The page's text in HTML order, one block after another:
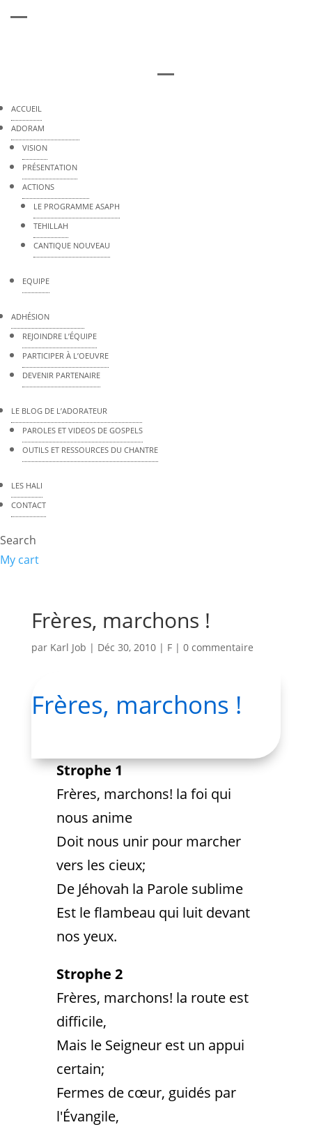
ACCUEIL
ADORAM
VISION
PRÉSENTATION
ACTIONS
LE PROGRAMME ASAPH
TEHILLAH
CANTIQUE NOUVEAU
EQUIPE
ADHÉSION
REJOINDRE L’ÉQUIPE
PARTICIPER À L’OEUVRE
DEVENIR PARTENAIRE
LE BLOG DE L’ADORATEUR
PAROLES ET VIDEOS DE GOSPELS
OUTILS ET RESSOURCES DU CHANTRE
LES HALI
CONTACT
Search
My cart
Frères, marchons !
par Karl Job | Déc 30, 2010| F| 0 commentaire
Frères, marchons !
Strophe 1
Frères, marchons! la foi qui
nous anime
Doit nous unir pour marcher
vers les cieux;
De Jéhovah la Parole sublime
Est le flambeau qui luit devant
nos yeux.
Strophe 2
Frères, marchons! la route est
difficile,
Mais le Seigneur est un appui
certain;
Fermes de cœur, guidés par
l'Évangile,